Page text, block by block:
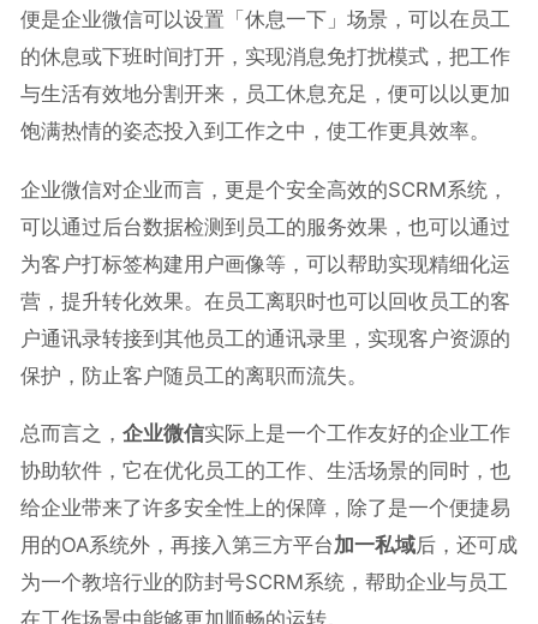
便是企业微信可以设置「休息一下」场景，可以在员工
的休息或下班时间打开，实现消息免打扰模式，把工作
与生活有效地分割开来，员工休息充足，便可以以更加
饱满热情的姿态投入到工作之中，使工作更具效率。
企业微信对企业而言，更是个安全高效的SCRM系统，
可以通过后台数据检测到员工的服务效果，也可以通过
为客户打标签构建用户画像等，可以帮助实现精细化运
营，提升转化效果。在员工离职时也可以回收员工的客
户通讯录转接到其他员工的通讯录里，实现客户资源的
保护，防止客户随员工的离职而流失。
总而言之， 企业微信实际上是一个工作友好的企业工作
协助软件，它在优化员工的工作、生活场景的同时，也
给企业带来了许多安全性上的保障，除了是一个便捷易
用的OA系统外，再接入第三方平台加一私域后，还可成
为一个教培行业的防封号SCRM系统，帮助企业与员工